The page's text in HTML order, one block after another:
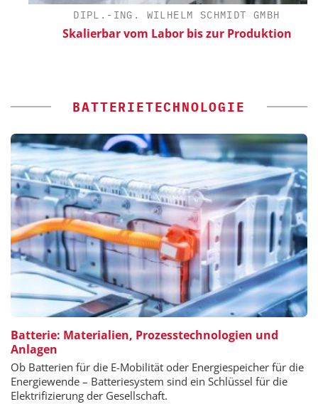
DIPL.-ING. WILHELM SCHMIDT GMBH
Skalierbar vom Labor bis zur Produktion
BATTERIETECHNOLOGIE
Batterie: Materialien, Prozesstechnologien und
Anlagen
Ob Batterien für die E-Mobilität oder Energiespeicher für die
Energiewende – Batteriesystem sind ein Schlüssel für die
Elektrifizierung der Gesellschaft.